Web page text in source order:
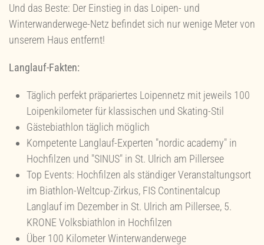
Und das Beste: Der Einstieg in das Loipen- und
Winterwanderwege-Netz befindet sich nur wenige Meter von
unserem Haus entfernt!
Langlauf-Fakten:
Täglich perfekt präpariertes Loipennetz mit jeweils 100
Loipenkilometer für klassischen und Skating-Stil
Gästebiathlon täglich möglich
Kompetente Langlauf-Experten "nordic academy" in
Hochfilzen und "SINUS" in St. Ulrich am Pillersee
Top Events: Hochfilzen als ständiger Veranstaltungsort
im Biathlon-Weltcup-Zirkus, FIS Continentalcup
Langlauf im Dezember in St. Ulrich am Pillersee, 5.
KRONE Volksbiathlon in Hochfilzen
Über 100 Kilometer Winterwanderwege